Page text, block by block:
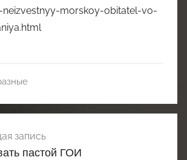
neizvestnyy-morskoy-obitatel-vo-
запись
пастой ГОИ